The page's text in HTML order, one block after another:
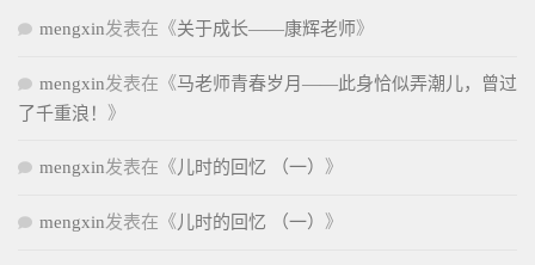
mengxin发表在《关于成长——康辉老师》
mengxin发表在《马老师青春岁月——此身恰似弄潮儿，曾过
了千重浪！ 》
mengxin发表在《 儿时的回忆 （一） 》
mengxin发表在《 儿时的回忆 （一） 》